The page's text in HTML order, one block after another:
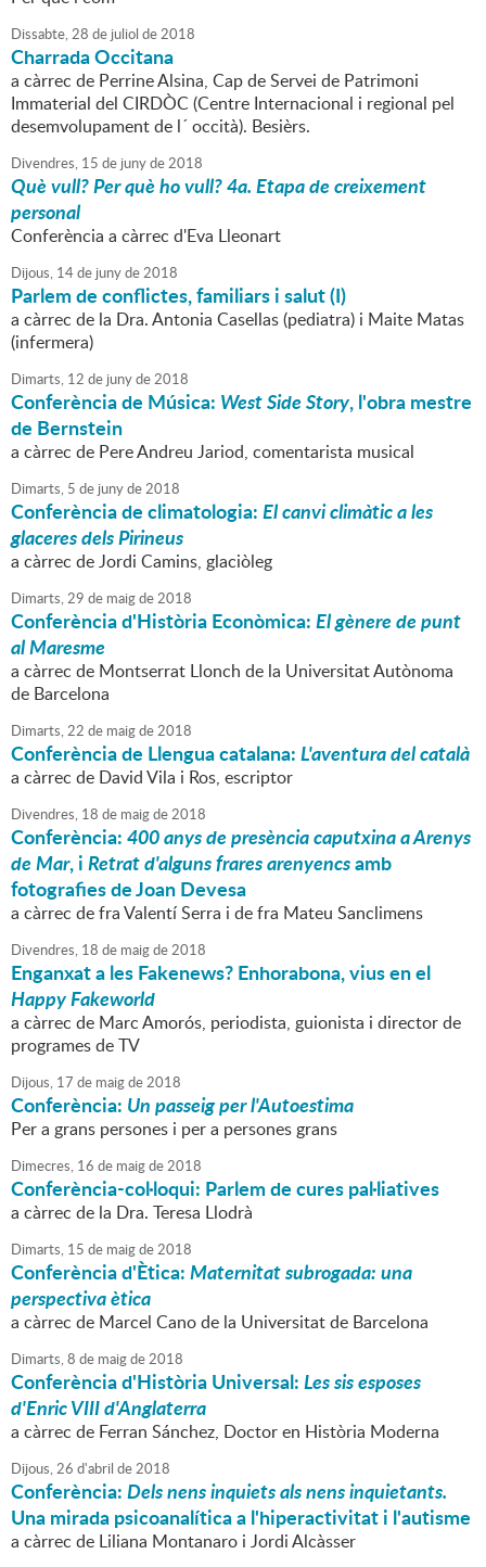
Dissabte,28 de juliol de2018
Charrada Occitana
a càrrec de Perrine Alsina, Cap de Servei de Patrimoni
Immaterial del CIRDÒC (Centre Internacional i regional pel
desemvolupament de l´ occità). Besièrs.
Divendres, 15 de junyde2018
Què vull? Per què ho vull? 4a. Etapa de creixement
personal
Conferència a càrrec d'Eva Lleonart
Dijous, 14de junyde2018
Parlem de conflictes, familiars i salut (I)
a càrrec de la Dra. Antonia Casellas (pediatra) i Maite Matas
(infermera)
Dimarts, 12 de junyde2018
Conferència de Música: West Side Story, l'obra mestre
de Bernstein
a càrrec de Pere Andreu Jariod, comentarista musical
Dimarts, 5 de junyde2018
Conferència de climatologia:El canvi climàtic a les
glaceres dels Pirineus
a càrrec de Jordi Camins, glaciòleg
Dimarts,29 de maigde2018
Conferència d'Història Econòmica:El gènere de punt
al Maresme
a càrrec de Montserrat Llonch de la Universitat Autònoma
de Barcelona
Dimarts,22 de maigde2018
Conferència de Llengua catalana:L'aventura del català
a càrrec de David Vila i Ros, escriptor
Divendres, 18 de maigde2018
Conferència:400 anys de presència caputxina a Arenys
de Mar, iRetrat d'alguns frares arenyencsamb
fotografies de Joan Devesa
a càrrec de fra Valentí Serra i de fra Mateu Sanclimens
Divendres, 18 de maigde2018
Enganxat a les Fakenews? Enhorabona, vius en el
Happy Fakeworld
a càrrec de Marc Amorós, periodista, guionista i director de
programes de TV
Dijous, 17 de maigde2018
Conferència: Un passeig per l'Autoestima
Per a grans persones i per a persones grans
Dimecres, 16 de maigde2018
Conferència-col·loqui: Parlem de cures pal·liatives
a càrrec de la Dra. Teresa Llodrà
Dimarts, 15 de maigde2018
Conferència d'Ètica:Maternitat subrogada: una
perspectiva ètica
a càrrec de Marcel Cano de la Universitat de Barcelona
Dimarts,8 de maigde2018
Conferència d'Història Universal:Les sis esposes
d'Enric VIII d'Anglaterra
a càrrec de Ferran Sánchez, Doctor en Història Moderna
Dijous,26 d'abril de2018
Conferència:Dels nens inquiets als nens inquietants.
Una mirada psicoanalítica a l'hiperactivitat i l'autisme
a càrrec de Liliana Montanaro i Jordi Alcàsser